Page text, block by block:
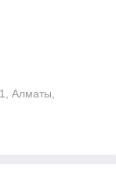
Алматы,